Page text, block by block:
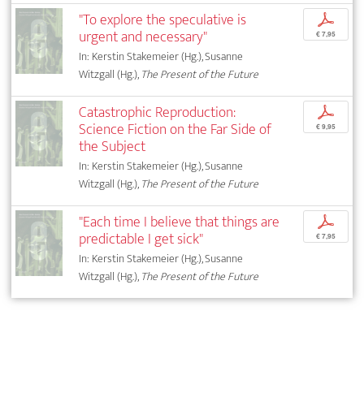
"To explore the speculative is
urgent and necessary"
In: Kerstin Stakemeier (Hg.), Susanne
Witzgall (Hg.),The Present of the Future
p
€ 7,95
Catastrophic Reproduction:
Science Fiction on the Far Side of
the Subject
In: Kerstin Stakemeier (Hg.), Susanne
Witzgall (Hg.),The Present of the Future
p
€ 9,95
"Each time I believe that things are
predictable I get sick"
In: Kerstin Stakemeier (Hg.), Susanne
Witzgall (Hg.),The Present of the Future
p
€ 7,95